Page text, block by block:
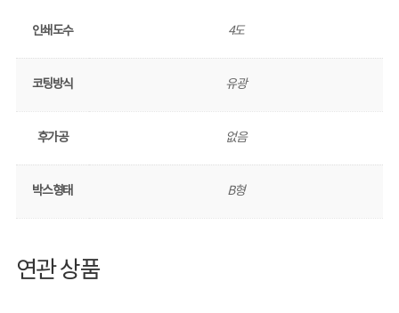
인쇄도수 4도
코팅방식 유광
후가공 없음
박스형태 B형
연관 상품